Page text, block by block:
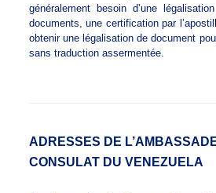
généralement besoin d’une
documents, une certification par
obtenir une légalisation de document
sans traduction assermentée.
ADRESSES DE
CONSULAT DU VENEZUELA